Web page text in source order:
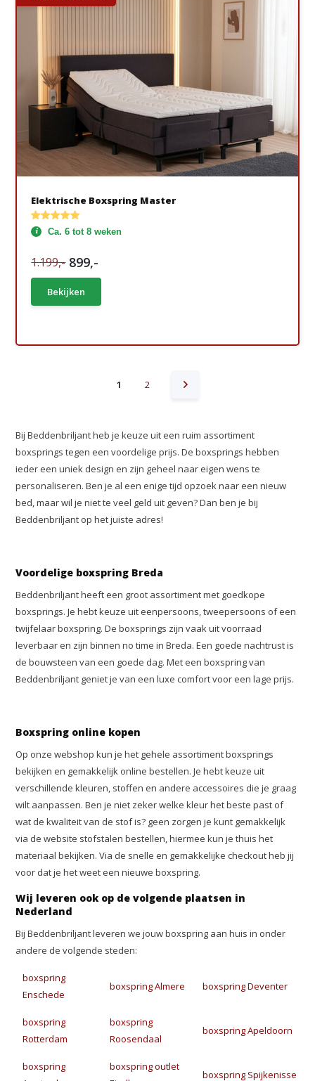
Elektrische Boxspring Master
Ca. 6 tot 8 weken
1.199,- 899,-
Bekijken
1 2
Bij Beddenbriljant heb je keuze uit een ruim assortiment
boxsprings tegen een voordelige prijs. De boxsprings hebben
ieder een uniek design en zijn geheel naar eigen wens te
personaliseren. Ben je al een enige tijd opzoek naar een nieuw
bed, maar wil je niet te veel geld uit geven? Dan ben je bij
Beddenbriljant op het juiste adres!
Voordelige boxspring Breda
Beddenbriljant heeft een groot assortiment met goedkope
boxsprings. Je hebt keuze uit eenpersoons, tweepersoons of een
twijfelaar boxspring. De boxsprings zijn vaak uit voorraad
leverbaar en zijn binnen no time in Breda. Een goede nachtrust is
de bouwsteen van een goede dag. Met een boxspring van
Beddenbriljant geniet je van een luxe comfort voor een lage prijs.
Boxspring online kopen
Op onze webshop kun je het gehele assortiment boxsprings
bekijken en gemakkelijk online bestellen. Je hebt keuze uit
verschillende kleuren, stoffen en andere accessoires die je graag
wilt aanpassen. Ben je niet zeker welke kleur het beste past of
wat de kwaliteit van de stof is? geen zorgen je kunt gemakkelijk
via de website stofstalen bestellen, hiermee kun je thuis het
materiaal bekijken. Via de snelle en gemakkelijke checkout heb jij
voor dat je het weet een nieuwe boxspring.
Wij leveren ook op de volgende plaatsen in
Nederland
Bij Beddenbriljant leveren we jouw boxspring aan huis in onder
andere de volgende steden:
boxspring
Enschede
boxspring Almere boxspring Deventer
boxspring
Rotterdam
boxspring
Roosendaal
boxspring Apeldoorn
boxspring
boxspring outlet
boxspring Spijkenisse